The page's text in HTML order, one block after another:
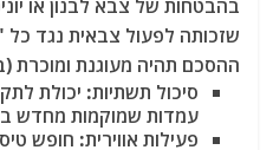
בהבטחות של צבא לבנון או
שזכותה לפעול צבאית נגד
ההסכם תהיה מעוגנת ומוכרת
סיכול תשתיות: יכולת
עמדות שמוקמות מחדש
פעילות אווירית: חופש